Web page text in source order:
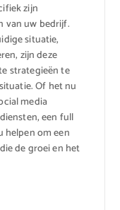
zijn
van uw bedrijf.
situatie,
zijn deze
strategieën te
Of het nu
media
een full
helpen om een
de groei en het